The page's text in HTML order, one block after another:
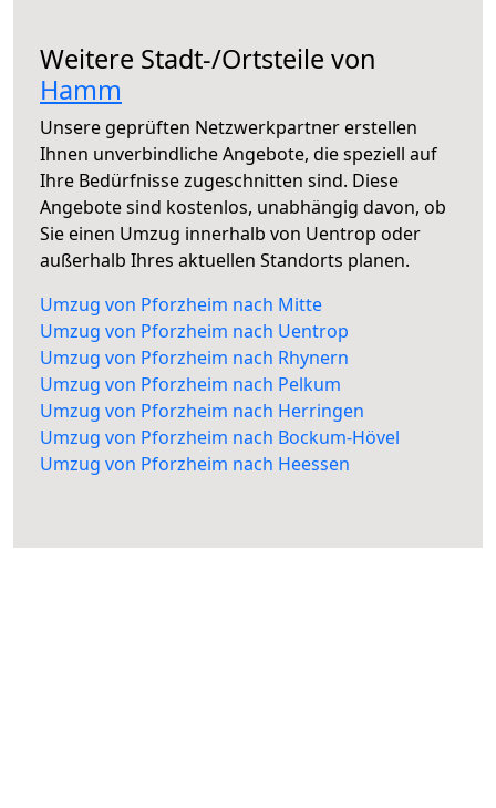
Weitere Stadt-/Ortsteile von
Hamm
Unsere geprüften Netzwerkpartner erstellen
Ihnen unverbindliche Angebote, die speziell auf
Ihre Bedürfnisse zugeschnitten sind. Diese
Angebote sind kostenlos, unabhängig davon, ob
Sie einen Umzug innerhalb von Uentrop oder
außerhalb Ihres aktuellen Standorts planen.
Umzug von Pforzheim nach Mitte
Umzug von Pforzheim nach Uentrop
Umzug von Pforzheim nach Rhynern
Umzug von Pforzheim nach Pelkum
Umzug von Pforzheim nach Herringen
Umzug von Pforzheim nach Bockum-Hövel
Umzug von Pforzheim nach Heessen